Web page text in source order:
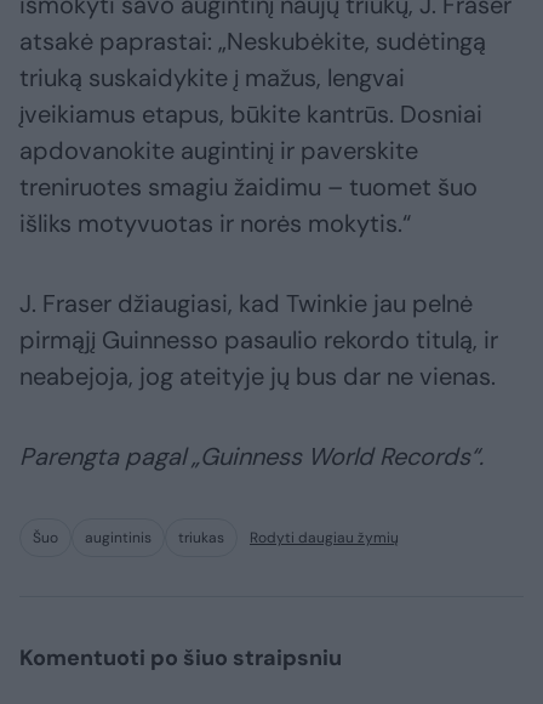
atsakė paprastai: „Neskubėkite, sudėtingą
triuką suskaidykite į mažus, lengvai
įveikiamus etapus, būkite kantrūs. Dosniai
apdovanokite augintinį ir paverskite
treniruotes smagiu žaidimu – tuomet šuo
išliks motyvuotas ir norės mokytis.“
J. Fraser džiaugiasi, kad Twinkie jau pelnė
pirmąjį Guinnesso pasaulio rekordo titulą, ir
neabejoja, jog ateityje jų bus dar ne vienas.
Parengta pagal „Guinness World Records“.
Šuo augintinis triukas Rodyti daugiau žymių
Komentuoti po šiuo straipsniu